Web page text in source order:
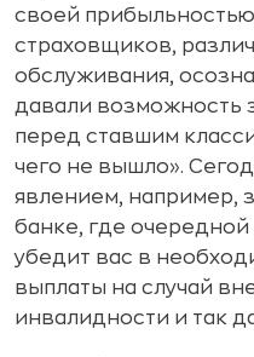
своей
страховщиков,
обслуживания,
давали возможность
перед ставшим
чего не вышло».
явлением, например,
банке, где
убедит вас в
выплаты на случай
инвалидности и так